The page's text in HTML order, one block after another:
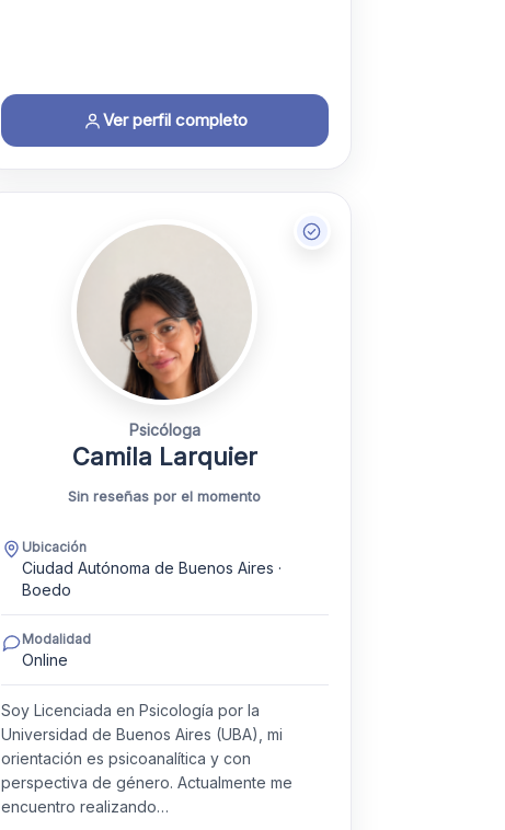
Ver perfil completo
Psicóloga
Camila Larquier
Sin reseñas por el momento
Ubicación
Ciudad Autónoma de Buenos Aires ·
Boedo
Modalidad
Online
Soy Licenciada en Psicología por la
Universidad de Buenos Aires (UBA), mi
orientación es psicoanalítica y con
perspectiva de género. Actualmente me
encuentro realizando…